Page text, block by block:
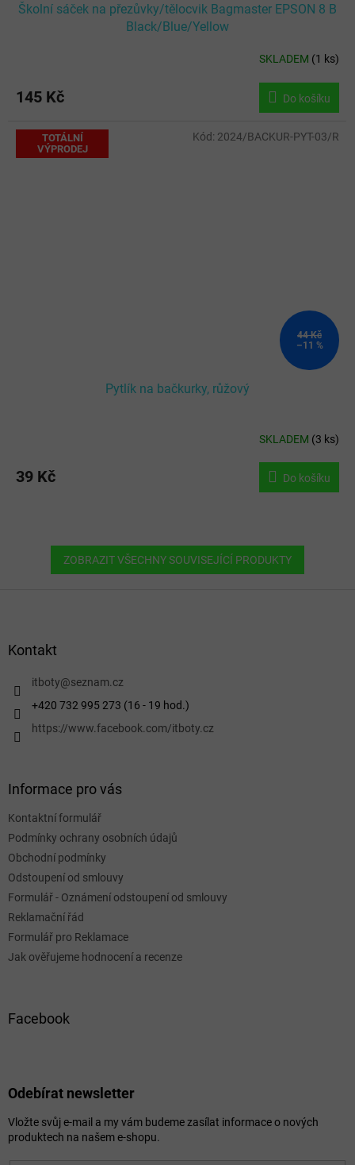
Školní sáček na přezůvky/tělocvik Bagmaster EPSON 8 B
Black/Blue/Yellow
SKLADEM (1 ks)
145 Kč Do košíku
TOTÁLNÍ
VÝPRODEJ
44 Kč
–11 %
Pytlík na bačkurky, růžový
SKLADEM (3 ks)
39 Kč Do košíku
Kód: 2024/BACKUR-PYT-03/R
ZOBRAZIT VŠECHNY SOUVISEJÍCÍ PRODUKTY
Kontakt
itboty@seznam.cz
+420 732 995 273 (16 - 19 hod.)
https://www.facebook.com/itboty.cz
Informace pro vás
Kontaktní formulář
Podmínky ochrany osobních údajů
Obchodní podmínky
Odstoupení od smlouvy
Formulář - Oznámení odstoupení od smlouvy
Reklamační řád
Formulář pro Reklamace
Jak ověřujeme hodnocení a recenze
Facebook
Odebírat newsletter
Vložte svůj e-mail a my vám budeme zasílat informace o nových
produktech na našem e-shopu.